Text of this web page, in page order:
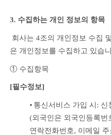
3. 수집하는 개인 정보의 항목
은 개인정보를 수집하고 있습
① 수집항목
[필수정보]
• 통신서비스 가입 시: 신
(외국인은 외국인등록번
연락전화번호, 이메일